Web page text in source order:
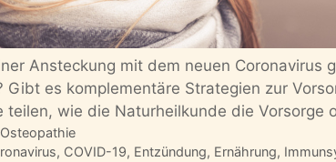
Ansteckung mit dem neuen Coronavirus
Gibt es komplementäre Strategien zur
teilen, wie die Naturheilkunde die Vorsorge
Osteopathie
, COVID-19, Entzündung, Ernährung,